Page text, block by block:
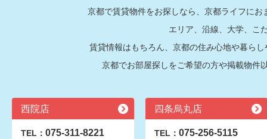
京都で賃貸物件をお探しなら、京都ライフに
エリア、沿線、大学、こ
賃貸情報はもちろん、京都の住み心地や暮ら
京都でお部屋探しをご希望の方や掲載物件
西院店
TEL： 075-311-8221
四条烏丸店
TEL： 075-256-5115